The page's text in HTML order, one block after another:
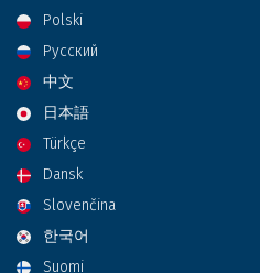
Polski
Русский
中文
日本語
Türkçe
Dansk
Slovenčina
한국어
Suomi